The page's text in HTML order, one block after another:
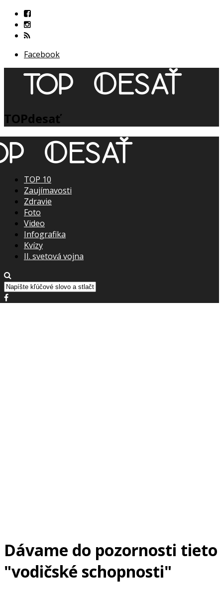
Facebook
TOPdesať
TOP 10
Zaujímavosti
Zdravie
Foto
Video
Infografika
Kvízy
II. svetová vojna
Dávame do pozornosti tieto
"vodičské schopnosti"